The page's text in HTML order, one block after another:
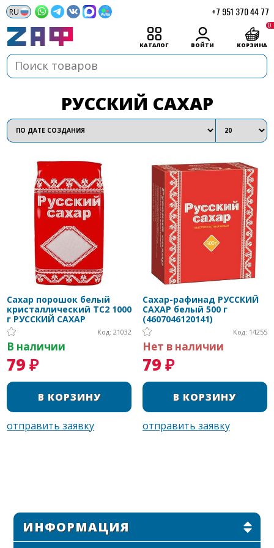
+7 951 370 44 77
КАТАЛОГ ВОЙТИ КОРЗИНА
0
РУССКИЙ САХАР
Сахар порошок белый
кристаллический ТС2 1000
г РУССКИЙ САХАР
Код: 21032
В наличии
79 ₽
Сахар-рафинад РУССКИЙ
САХАР белый 500 г
(4607046120141)
Код: 14255
Нет в наличии
79 ₽
ИНФОРМАЦИЯ